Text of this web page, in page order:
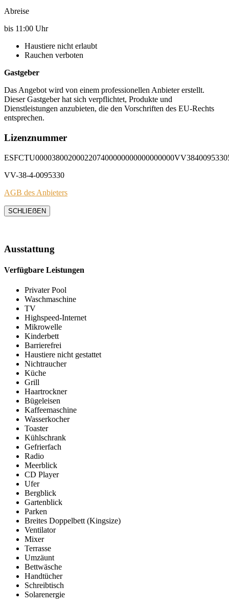
Abreise
bis 11:00 Uhr
Haustiere nicht erlaubt
Rauchen verboten
Gastgeber
Das Angebot wird von einem professionellen Anbieter erstellt.
Dieser Gastgeber hat sich verpflichtet, Produkte und
Dienstleistungen anzubieten, die den Vorschriften des EU-Rechts
entsprechen.
Lizenznummer
VV-38-4-0095330
AGB des Anbieters
SCHLIEẞEN
Ausstattung
Verfügbare Leistungen
Privater Pool
Waschmaschine
TV
Highspeed-Internet
Mikrowelle
Kinderbett
Barrierefrei
Haustiere nicht gestattet
Nichtraucher
Küche
Grill
Haartrockner
Bügeleisen
Kaffeemaschine
Wasserkocher
Toaster
Kühlschrank
Gefrierfach
Radio
Meerblick
CD Player
Ufer
Bergblick
Gartenblick
Parken
Breites Doppelbett (Kingsize)
Ventilator
Mixer
Terrasse
Umzäunt
Bettwäsche
Handtücher
Schreibtisch
Solarenergie